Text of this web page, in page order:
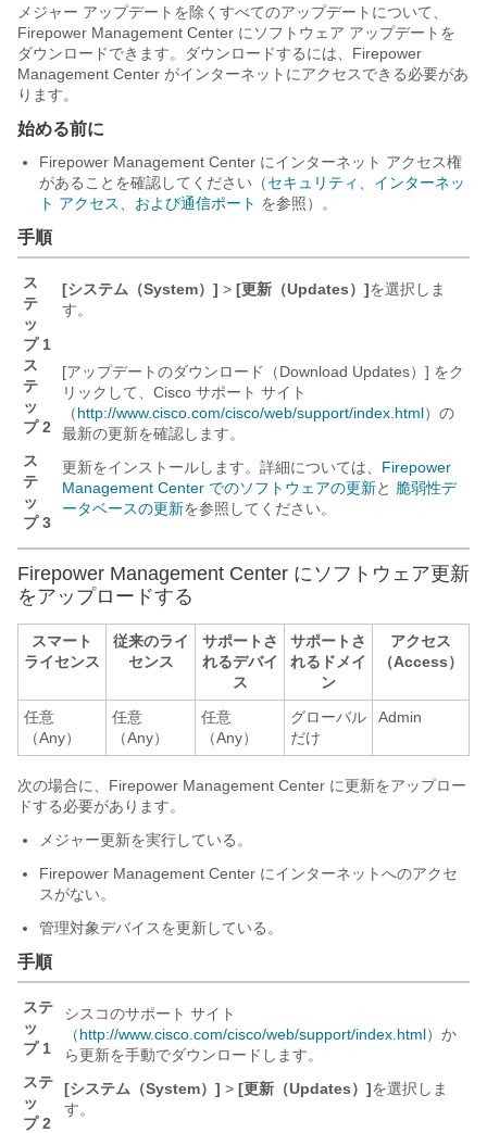
メジャー アップデートを除くすべてのアップデートについて、
Firepower Management Center にソフトウェア アップデートを
ダウンロードできます。ダウンロードするには、 Firepower
Management Center がインターネットにアクセスできる必要があ
ります。
始める前に
Firepower Management Center にインターネット アクセス権
があることを確認してください（セキュリティ、インターネッ
ト アクセス、および通信ポート を参照）。
手順
ス
テ
ッ
プ 1
[システム（System）] > [更新（Updates）]を選択しま
す。
ス
テ
ッ
プ 2
[アップデートのダウンロード（Download Updates）] をク
リックして、Cisco サポート サイト
（http://www.cisco.com/cisco/web/support/index.html）の
最新の更新を確認します。
ス
テ
ッ
プ 3
更新をインストールします。詳細については、 Firepower
Management Center でのソフトウェアの更新と 脆弱性デ
ータベースの更新を参照してください。
Firepower Management Center にソフトウェア更新
をアップロードする
スマート
ライセンス
従来のライ
センス
サポートさ
れるデバイ
ス
サポートさ
れるドメイ
ン
アクセス
（Access）
任意
（Any）
任意
（Any）
任意
（Any）
グローバル
だけ
Admin
次の場合に、 Firepower Management Center に更新をアップロー
ドする必要があります。
メジャー更新を実行している。
Firepower Management Center にインターネットへのアクセ
スがない。
管理対象デバイスを更新している。
手順
ステ
ッ
プ 1
シスコのサポート サイト
（http://www.cisco.com/cisco/web/support/index.html）か
ら更新を手動でダウンロードします。
ステ
ッ
プ 2
[システム（System）] > [更新（Updates）]を選択しま
す。